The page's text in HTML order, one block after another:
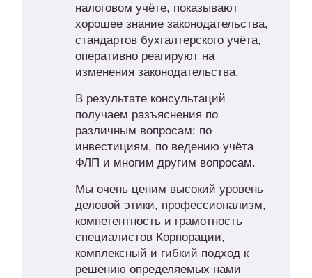
налоговом учёте, показывают
хорошее знание законодательства,
стандартов бухгалтерского учёта,
оперативно реагируют на
изменения законодательства.
В результате консультаций
получаем разъяснения по
различным вопросам: по
инвестициям, по ведению учёта
ФЛП и многим другим вопросам.
Мы очень ценим высокий уровень
деловой этики, профессионализм,
компетентность и грамотность
специалистов Корпорации,
комплексный и гибкий подход к
решению определяемых нами